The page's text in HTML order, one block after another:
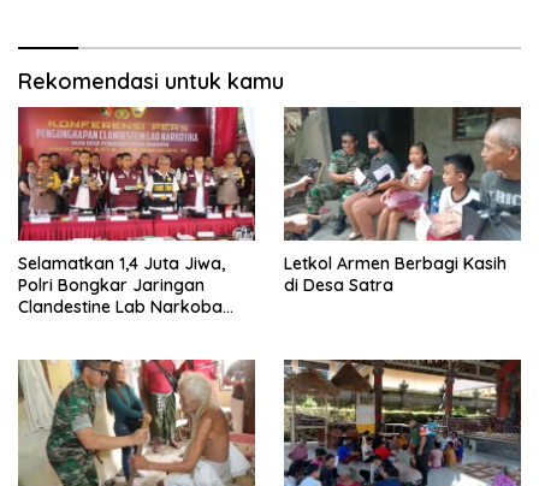
Rekomendasi untuk kamu
Selamatkan 1,4 Juta Jiwa,
Polri Bongkar Jaringan
Clandestine Lab Narkoba
Letkol Armen Berbagi Kasih
di Desa Satra